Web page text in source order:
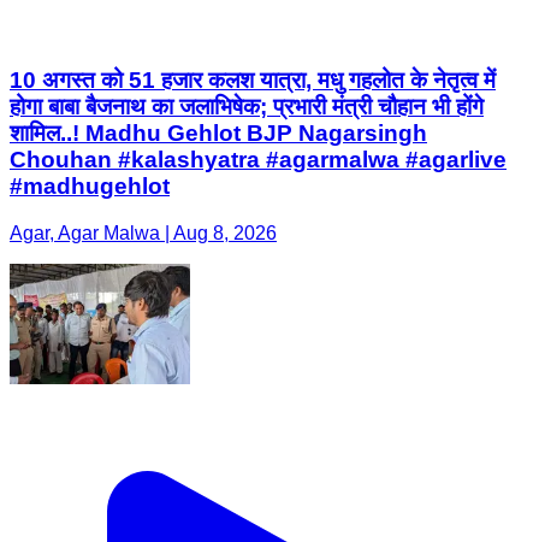
10 अगस्त को 51 हजार कलश यात्रा, मधु गहलोत के नेतृत्व में
होगा बाबा बैजनाथ का जलाभिषेक; प्रभारी मंत्री चौहान भी होंगे
शामिल..! Madhu Gehlot BJP Nagarsingh
Chouhan #kalashyatra #agarmalwa #agarlive
#madhugehlot
Agar, Agar Malwa | Aug 8, 2026